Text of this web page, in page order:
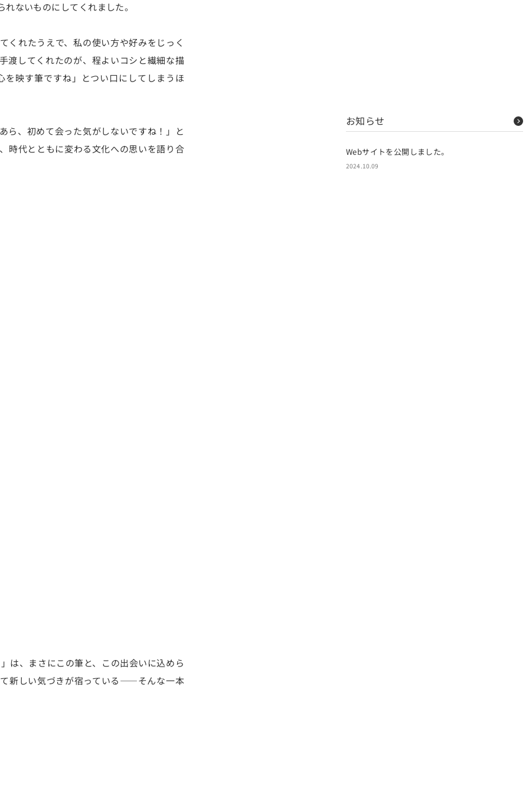
ないものにしてくれました。
くれたうえで、私の使い方や好みをじっく
渡してくれたのが、程よいコシと繊細な描
映す筆ですね」とつい口にしてしまうほ
ら、初めて会った気がしないですね！」と
時代とともに変わる文化への思いを語り合
は、まさにこの筆と、この出会いに込めら
新しい気づきが宿っている——そんな一本
お知らせ
Webサイトを公開しました。
2024.10.09